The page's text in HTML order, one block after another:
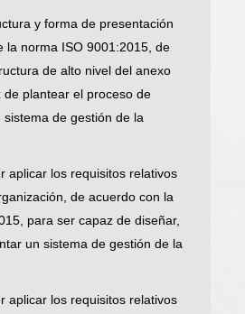
y forma de presentación
la norma ISO 9001:2015, de
de alto nivel del anexo
de plantear el proceso de
sistema de gestión de la
aplicar los requisitos relativos
de acuerdo con la
para ser capaz de diseñar,
un sistema de gestión de la
aplicar los requisitos relativos